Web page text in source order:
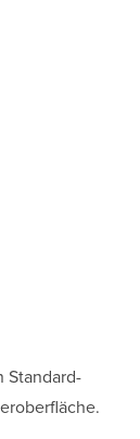
Standard-